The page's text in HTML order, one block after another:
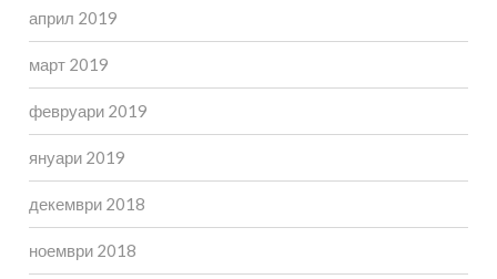
април 2019
март 2019
февруари 2019
януари 2019
декември 2018
ноември 2018